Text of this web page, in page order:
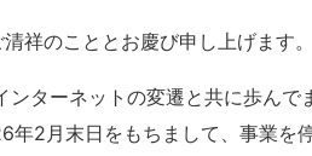
祥のこととお慶び申し上げます。
ターネットの変遷と共に歩ん
2月末日をもちまして、事業を